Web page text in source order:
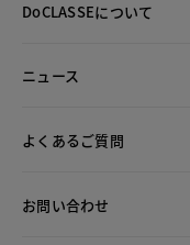
DoCLASSEについて
ニュース
よくあるご質問
お問い合わせ